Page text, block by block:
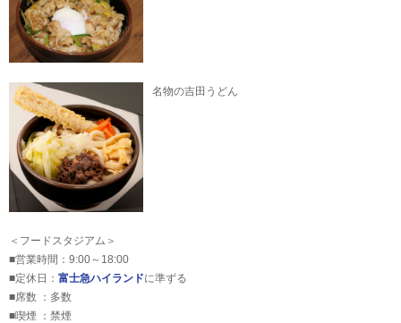
名物の吉田うどん
＜フードスタジアム＞
■営業時間：9:00～18:00
■定休日： 富士急ハイランドに準ずる
■席数 ：多数
■喫煙 ：禁煙